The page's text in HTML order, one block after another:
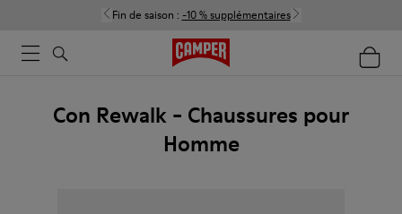
Fin de saison : -10 % supplémentaires
Con Rewalk - Chaussures pour
Homme